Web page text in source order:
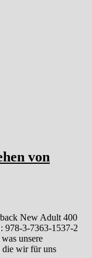
von
New Adult 400
978-3-7363-1537-2
unsere
die wir für uns